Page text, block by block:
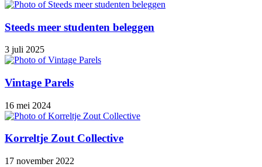
Steeds meer studenten beleggen
3 juli 2025
Vintage Parels
16 mei 2024
Korreltje Zout Collective
17 november 2022